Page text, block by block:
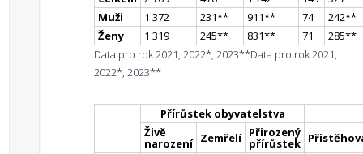
Muži
1 372 231** 911** 74 242**
Ženy
1 319 245** 831** 71 285**
Data pro rok 2021, 2022*, 2023**Data pro rok 2021,
2022*, 2023**
Přírůstek obyvatelstva
Živě
narození Zemřelí Přirozený
přírůstek